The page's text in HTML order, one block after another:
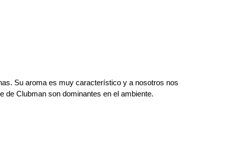
Su aroma es muy característico y a nosotros nos
de Clubman son dominantes en el ambiente.